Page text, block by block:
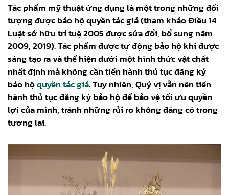
Tác phẩm mỹ thuật ứng dụng là một trong những đối
tượng được bảo hộ quyền tác giả (tham khảo Điều 14
Luật sở hữu trí tuệ 2005 được sửa đổi, bổ sung năm
2009, 2019). Tác phẩm được tự động bảo hộ khi được
sáng tạo ra và thể hiện dưới một hình thức vật chất
nhất định mà không cần tiến hành thủ tục đăng ký
bảo hộquyền tác giả. Tuy nhiên, Quý vị vẫn nên tiến
hành thủ tục đăng ký bảo hộ để bảo vệ tối ưu quyền
lợi của mình, tránh những rủi ro không đáng có trong
tương lai.